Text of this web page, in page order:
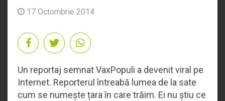
17 Octombrie 2014
Un reportaj semnat VaxPopuli a devenit viral pe
Internet. Reporterul întreabă lumea de la sate
cum se numește țara în care trăim. Ei nu știu ce